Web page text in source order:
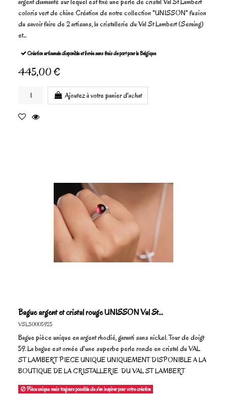
coloris vert de chine Création de notre collection "UNISSON" fusion
du savoir faire de 2 artisans, la cristallerie du Val St Lambert (Seraing)
et...
Création artisanale disponible et livrée sans frais de port pour la Belgique
445,00 €
Ajoutez à votre panier d'achat
Bague argent et cristal rouge UNISSON Val St...
VSL30005925
Bague pièce unique en argent rhodié, garanti sans nickel. Tour de doigt
59. La bague est ornée d'une superbe perle ronde en cristal du VAL
ST LAMBERT PIECE UNIQUE UNIQUEMENT DISPONIBLE A LA
BOUTIQUE DE LA CRISTALLERIE DU VAL ST LAMBERT
Pièce unique mais toujours possible de s'en inspirer pour votre création